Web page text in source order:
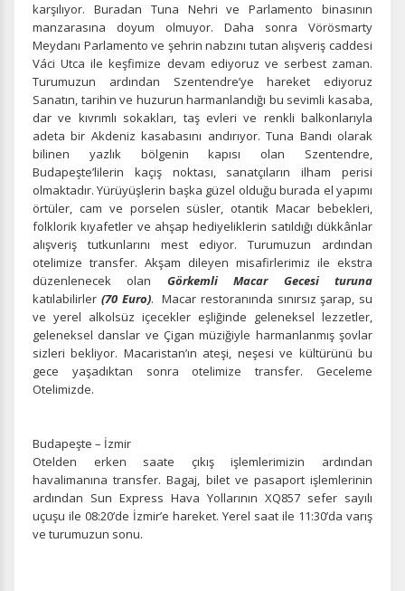
karşılıyor. Buradan Tuna Nehri ve Parlamento binasının
manzarasına doyum olmuyor. Daha sonra Vörösmarty
Meydanı Parlamento ve şehrin nabzını tutan alışveriş caddesi
Váci Utca ile keşfimize devam ediyoruz ve serbest zaman.
Turumuzun ardından Szentendre’ye hareket ediyoruz
Sanatın, tarihin ve huzurun harmanlandığı bu sevimli kasaba,
dar ve kıvrımlı sokakları, taş evleri ve renkli balkonlarıyla
adeta bir Akdeniz kasabasını andırıyor. Tuna Bandı olarak
bilinen yazlık bölgenin kapısı olan Szentendre,
Budapeşte’lilerin kaçış noktası, sanatçıların ilham perisi
olmaktadır. Yürüyüşlerin başka güzel olduğu burada el yapımı
örtüler, cam ve porselen süsler, otantik Macar bebekleri,
folklorik kıyafetler ve ahşap hediyeliklerin satıldığı dükkânlar
alışveriş tutkunlarını mest ediyor. Turumuzun ardından
otelimize transfer. Akşam dileyen misafirlerimiz ile ekstra
düzenlenecek olan Görkemli Macar Gecesi turuna
katılabilirler (70 Euro). Macar restoranında sınırsız şarap, su
ve yerel alkolsüz içecekler eşliğinde geleneksel lezzetler,
geleneksel danslar ve Çigan müziğiyle harmanlanmış şovlar
sizleri bekliyor. Macaristan’ın ateşi, neşesi ve kültürünü bu
gece yaşadıktan sonra otelimize transfer. Geceleme
Otelimizde.
Budapeşte – İzmir
Otelden erken saate çıkış işlemlerimizin ardından
havalimanına transfer. Bagaj, bilet ve pasaport işlemlerinin
ardından Sun Express Hava Yollarının XQ857 sefer sayılı
uçuşu ile 08:20’de İzmir’e hareket. Yerel saat ile 11:30’da varış
ve turumuzun sonu.